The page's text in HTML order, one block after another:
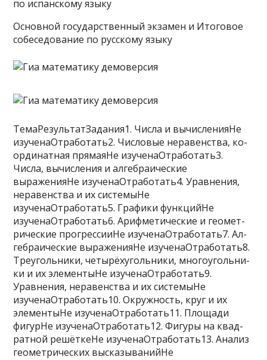
по испанскому языку
Основной государственный экзамен и Итоговое
собеседование по русскому языку
ТемаРезультатЗадания1. Числа и вычисленияНе
изученаОтработать2. Чис­ло­вые неравенства, ко­
ор­ди­нат­ная прямаяНе изученаОтработать3.
Числа, вы­чис­ле­ния и ал­геб­ра­и­че­ские
выраженияНе изученаОтработать4. Уравнения,
не­ра­вен­ства и их системыНе
изученаОтработать5. Гра­фи­ки функцийНе
изученаОтработать6. Ариф­ме­ти­че­ские и гео­мет­
ри­че­ские прогрессииНе изученаОтработать7. Ал­
геб­ра­и­че­ские выраженияНе изученаОтработать8.
Треугольники, четырёхугольники, мно­го­уголь­ни­
ки и их элементыНе изученаОтработать9.
Уравнения, не­ра­вен­ства и их системыНе
изученаОтработать10. Окружность, круг и их
элементыНе изученаОтработать11. Пло­ща­ди
фигурНе изученаОтработать12. Фи­гу­ры на квад­
рат­ной решёткеНе изученаОтработать13. Ана­лиз
геометрических высказыванийНе